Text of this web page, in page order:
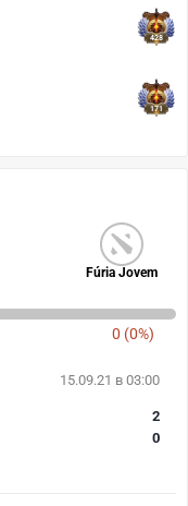
428
171
Fúria Jovem
0 (0%)
15.09.21 в 03:00
2
0